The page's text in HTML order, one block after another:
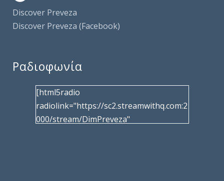
Discover Preveza
Discover Preveza (Facebook)
Ραδιοφωνία
[html5radio
radiolink="https://sc2.streamwithq.com:2
000/stream/DimPreveza"